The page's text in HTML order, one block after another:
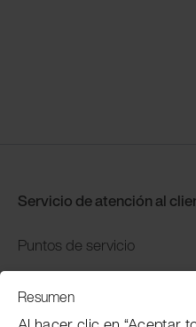
Servicio de atención al
Puntos de servicio
Distributors
Garantía y devolución
Resumen